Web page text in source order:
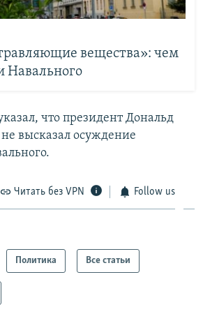
вещества»: чем
Навального
что президент Дональд
высказал осуждение
Читать без VPN Follow us
Политика Все статьи